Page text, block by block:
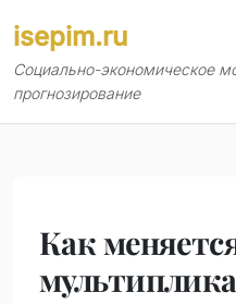
содержимому
isepim.ru
Социально-экономическое
прогнозирование
Как